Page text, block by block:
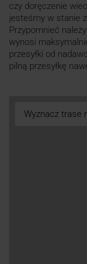
czy doręczenie
jesteśmy w stanie
Przypomnieć
wynosi
przesyłki od
pilną przesyłkę
Wyznacz trase